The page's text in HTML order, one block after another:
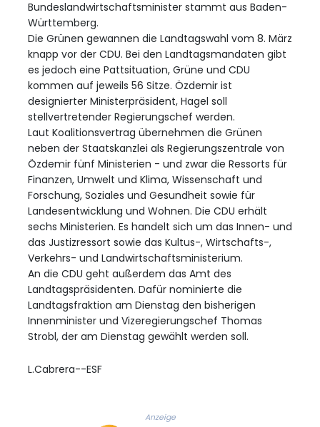
Bundeslandwirtschaftsminister stammt aus Baden-
Württemberg.
Die Grünen gewannen die Landtagswahl vom 8. März
knapp vor der CDU. Bei den Landtagsmandaten gibt
es jedoch eine Pattsituation, Grüne und CDU
kommen auf jeweils 56 Sitze. Özdemir ist
designierter Ministerpräsident, Hagel soll
stellvertretender Regierungschef werden.
Laut Koalitionsvertrag übernehmen die Grünen
neben der Staatskanzlei als Regierungszentrale von
Özdemir fünf Ministerien - und zwar die Ressorts für
Finanzen, Umwelt und Klima, Wissenschaft und
Forschung, Soziales und Gesundheit sowie für
Landesentwicklung und Wohnen. Die CDU erhält
sechs Ministerien. Es handelt sich um das Innen- und
das Justizressort sowie das Kultus-, Wirtschafts-,
Verkehrs- und Landwirtschaftsministerium.
An die CDU geht außerdem das Amt des
Landtagspräsidenten. Dafür nominierte die
Landtagsfraktion am Dienstag den bisherigen
Innenminister und Vizeregierungschef Thomas
Strobl, der am Dienstag gewählt werden soll.
L.Cabrera--ESF
Anzeige